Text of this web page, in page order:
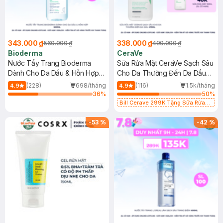
343.000 ₫560.000 ₫
Bioderma
Nước Tẩy Trang Bioderma
Dành Cho Da Dầu & Hỗn Hợp
500ml
4.9 (228)
698/tháng
36%
338.000 ₫490.000 ₫
CeraVe
Sữa Rửa Mặt CeraVe Sạch Sâu
Cho Da Thường Đến Da Dầu
473ml
4.9 (116)
1.5k/tháng
50%
Bill Cerave 299K Tặng Sữa Rửa
-53 % -42%